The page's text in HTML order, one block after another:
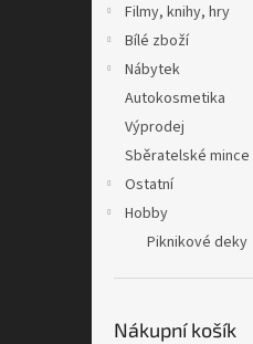
Filmy, knihy, hry
Bílé zboží
Nábytek
Autokosmetika
Výprodej
Sběratelské mince
Ostatní
Hobby
Piknikové deky
Nákupní košík